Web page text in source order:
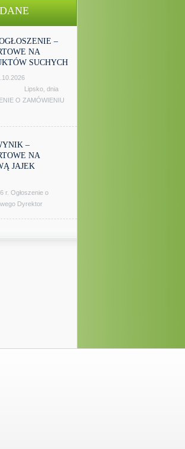
–
NA
SUCHYCH
dnia
O ZAMÓWIENIU
–
NA
JAJEK
r. Ogłoszenie o
Dyrektor